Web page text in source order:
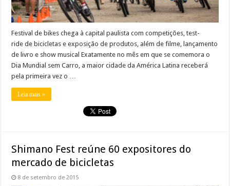
Festival de bikes chega à capital paulista com competições, test-
ride de bicicletas e exposição de produtos, além de filme, lançamento
de livro e show musical Exatamente no mês em que se comemora o
Dia Mundial sem Carro, a maior cidade da América Latina receberá
pela primeira vez o …
Leia mais »
Shimano Fest reúne 60 expositores do
mercado de bicicletas
8 de setembro de 2015